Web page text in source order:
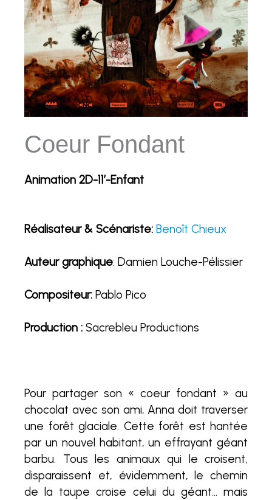
Coeur Fondant
Animation 2D-11′-Enfant
Réalisateur & Scénariste: Benoît Chieux
Auteur graphique: Damien Louche-Pélissier
Compositeur: Pablo Pico
Production : Sacrebleu Productions
Pour partager son « coeur fondant » au
chocolat avec son ami, Anna doit traverser
une forêt glaciale. Cette forêt est hantée
par un nouvel habitant, un effrayant géant
barbu. Tous les animaux qui le croisent,
disparaissent et, évidemment, le chemin
de la taupe croise celui du géant… mais